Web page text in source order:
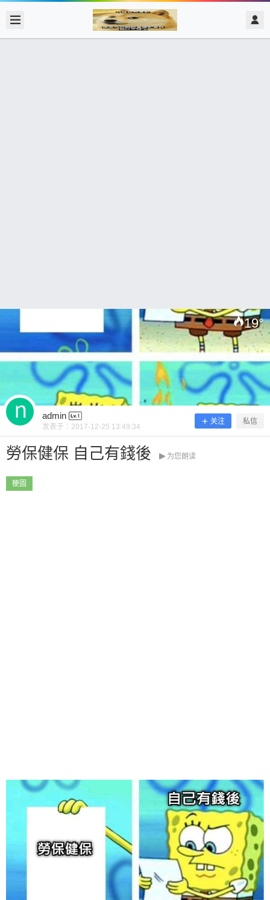
19°
admin
发表于： 2017-12-25 13:49:34
关注 私信
勞保健保 自己有錢後 为您朗读
梗圖
admin @ 梗圖大全 MEME NOW 2017/12/25
扫描二维码继续阅读